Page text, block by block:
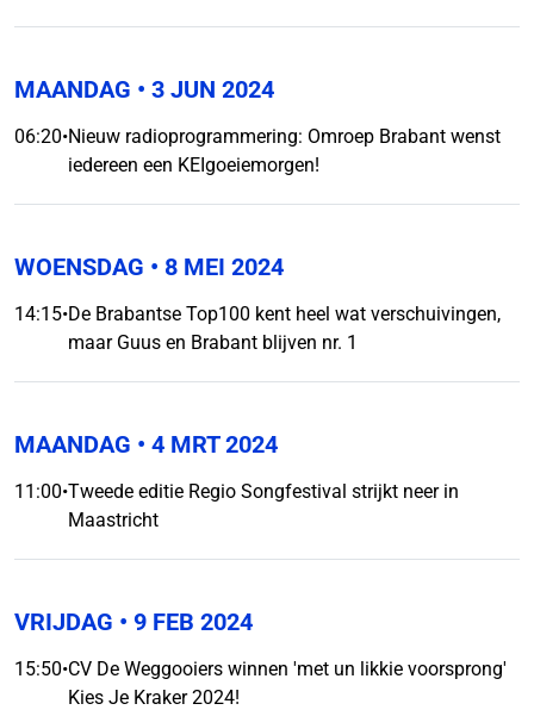
MAANDAG • 3 JUN 2024
06:20•Nieuw radioprogrammering: Omroep Brabant wenst
iedereen een KEIgoeiemorgen!
WOENSDAG • 8 MEI 2024
14:15•De Brabantse Top100 kent heel wat verschuivingen,
maar Guus en Brabant blijven nr. 1
MAANDAG • 4 MRT 2024
11:00•Tweede editie Regio Songfestival strijkt neer in
Maastricht
VRIJDAG • 9 FEB 2024
15:50•CV De Weggooiers winnen 'met un likkie voorsprong'
Kies Je Kraker 2024!